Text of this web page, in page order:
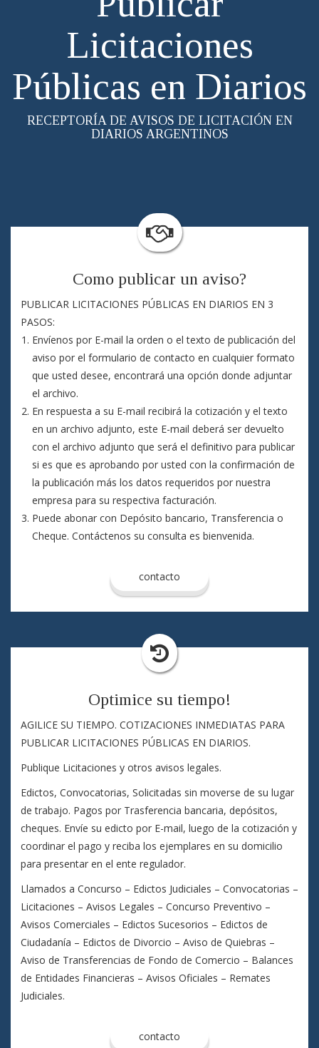
Licitaciones
Públicas en Diarios
RECEPTORÍA DE AVISOS DE LICITACIÓN EN
DIARIOS ARGENTINOS
Como publicar un aviso?
PUBLICAR LICITACIONES PÚBLICAS EN DIARIOS EN 3
PASOS:
Envíenos por E-mail la orden o el texto de publicación del
aviso por el formulario de contacto en cualquier formato
que usted desee, encontrará una opción donde adjuntar
el archivo.
En respuesta a su E-mail recibirá la cotización y el texto
en un archivo adjunto, este E-mail deberá ser devuelto
con el archivo adjunto que será el definitivo para publicar
si es que es aprobando por usted con la confirmación de
la publicación más los datos requeridos por nuestra
empresa para su respectiva facturación.
Puede abonar con Depósito bancario, Transferencia o
Cheque. Contáctenos su consulta es bienvenida.
contacto
Optimice su tiempo!
AGILICE SU TIEMPO. COTIZACIONES INMEDIATAS PARA
PUBLICAR LICITACIONES PÚBLICAS EN DIARIOS.
Publique Licitaciones y otros avisos legales.
Edictos, Convocatorias, Solicitadas sin moverse de su lugar
de trabajo. Pagos por Trasferencia bancaria, depósitos,
cheques. Envíe su edicto por E-mail, luego de la cotización y
coordinar el pago y reciba los ejemplares en su domicilio
para presentar en el ente regulador.
Llamados a Concurso – Edictos Judiciales – Convocatorias –
Licitaciones – Avisos Legales – Concurso Preventivo –
Avisos Comerciales – Edictos Sucesorios – Edictos de
Ciudadanía – Edictos de Divorcio – Aviso de Quiebras –
Aviso de Transferencias de Fondo de Comercio – Balances
de Entidades Financieras – Avisos Oficiales – Remates
Judiciales.
contacto